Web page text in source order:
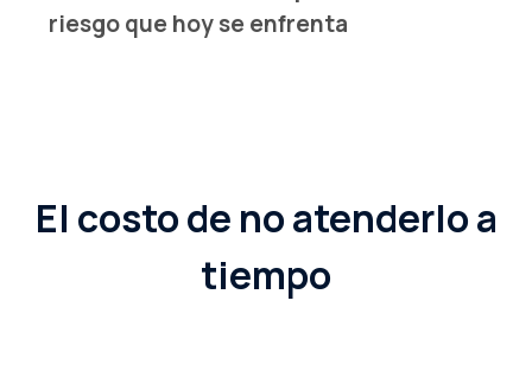
riesgo que hoy se enfrenta
El costo de no atenderlo a
tiempo